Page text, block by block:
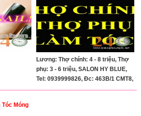
Lương: Thợ chính: 4 - 8 triệu, Thợ
phụ: 3 - 6 triệu, SALON HY BLUE,
Tel: 0939999826, Đc: 463B/1 CMT8,
P.13, Q.10
Tóc Móng